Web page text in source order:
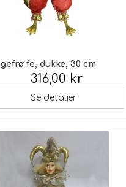
fe, dukke, 30 cm
316,00 kr
Se detaljer